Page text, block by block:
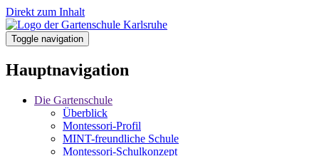
Direkt zum Inhalt
Toggle navigation
Hauptnavigation
Die Gartenschule
Überblick
Montessori-Profil
MINT-freundliche Schule
Montessori-Schulkonzept